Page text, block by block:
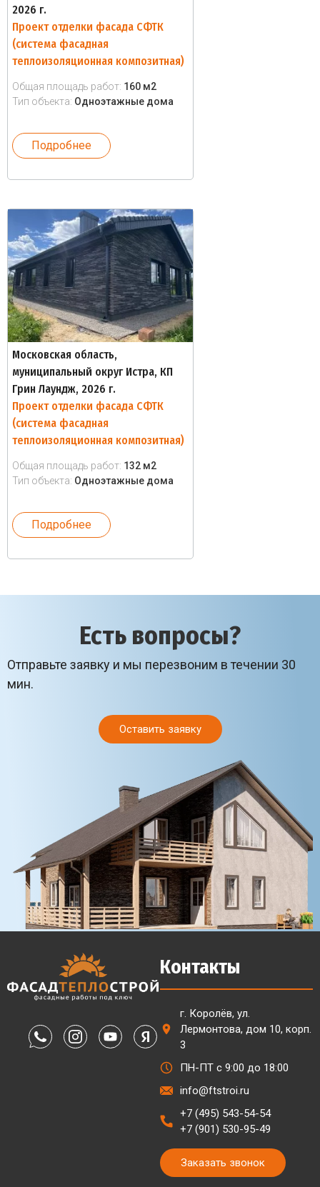
2026 г.
Проект отделки фасада СФТК
(система фасадная
теплоизоляционная композитная)
Общая площадь работ: 160 м2
Тип объекта: Одноэтажные дома
Подробнее
Московская область,
муниципальный округ Истра, КП
Грин Лаундж, 2026 г.
Проект отделки фасада СФТК
(система фасадная
теплоизоляционная композитная)
Общая площадь работ: 132 м2
Тип объекта: Одноэтажные дома
Подробнее
Есть вопросы?
Отправьте заявку и мы перезвоним в течении 30
мин.
Оставить заявку
Контакты
г. Королёв, ул.
Лермонтова, дом 10, корп.
3
ПН-ПТ с 9:00 до 18:00
info@ftstroi.ru
+7 (495) 543-54-54
+7 (901) 530-95-49
Заказать звонок